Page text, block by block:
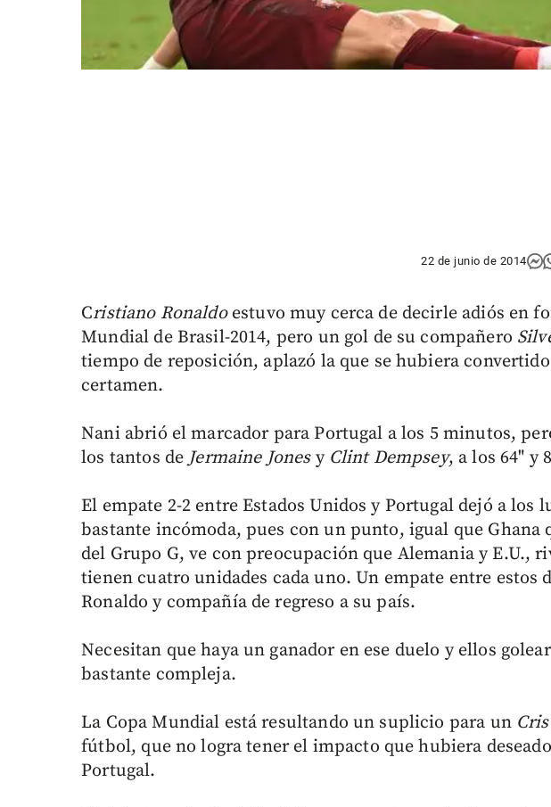
22 de junio de 2014
Cristiano Ronaldoestuvo muy cerca de decirle adiós en
Mundial de Brasil-2014, pero un gol de su compañero
tiempo de reposición, aplazó la que se hubiera
certamen.
Nani abrió el marcador para Portugal a los 5 minutos,
los tantos deJermaine Jonesy Clint Dempsey, a los 64" y
El empate 2-2 entre Estados Unidos y Portugal dejó a los
bastante incómoda, pues con un punto, igual que Ghana
del Grupo G, ve con preocupación que Alemania y E.U.,
tienen cuatro unidades cada uno. Un empate entre estos
Ronaldo y compañía de regreso a su país.
Necesitan que haya un ganador en ese duelo y ellos
bastante compleja.
La Copa Mundial está resultando un suplicio para un
fútbol, que no logra tener el impacto que hubiera
Portugal.